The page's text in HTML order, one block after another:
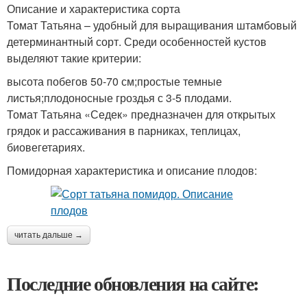
Описание и характеристика сорта
Томат Татьяна – удобный для выращивания штамбовый
детерминантный сорт. Среди особенностей кустов
выделяют такие критерии:
высота побегов 50-70 см;простые темные
листья;плодоносные гроздья с 3-5 плодами.
Томат Татьяна «Седек» предназначен для открытых
грядок и рассаживания в парниках, теплицах,
биовегетариях.
Помидорная характеристика и описание плодов:
читать дальше →
Последние обновления на сайте: